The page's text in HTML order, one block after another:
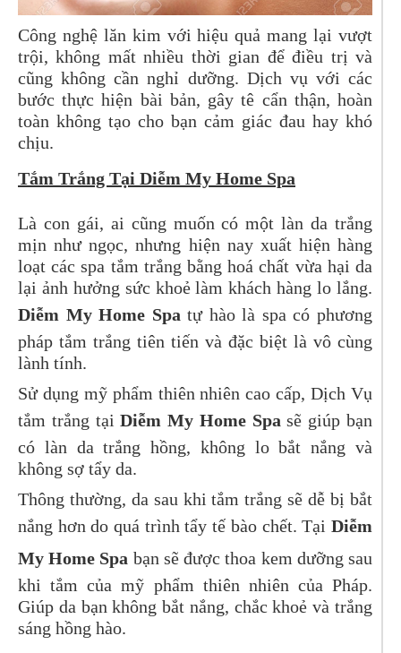
Công nghệ lăn kim với hiệu quả mang lại vượt
trội, không mất nhiều thời gian để điều trị và
cũng không cần nghỉ dưỡng. Dịch vụ với các
bước thực hiện bài bản, gây tê cẩn thận, hoàn
toàn không tạo cho bạn cảm giác đau hay khó
chịu.
Tắm Trắng Tại Diễm My Home Spa
Là con gái, ai cũng muốn có một làn da trắng
mịn như ngọc, nhưng hiện nay xuất hiện hàng
loạt các spa tắm trắng bằng hoá chất vừa hại da
lại ảnh hưởng sức khoẻ làm khách hàng lo lắng.
Diễm My Home Spa tự hào là spa có phương
pháp tắm trắng tiên tiến và đặc biệt là vô cùng
lành tính.
Sử dụng mỹ phẩm thiên nhiên cao cấp, Dịch Vụ
tắm trắng tạiDiễm My Home Spasẽ giúp bạn
có làn da trắng hồng, không lo bắt nắng và
không sợ tẩy da.
Thông thường, da sau khi tắm trắng sẽ dễ bị bắt
nắng hơn do quá trình tẩy tế bào chết. Tại Diễm
My Home Spa bạn sẽ được thoa kem dưỡng sau
khi tắm của mỹ phẩm thiên nhiên của Pháp.
Giúp da bạn không bắt nắng, chắc khoẻ và trắng
sáng hồng hào.